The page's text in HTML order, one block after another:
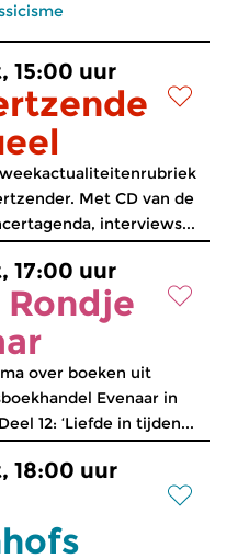
15:00 uur
Met CD van de
interviews...
17:00 uur
Rondje
over boeken uit
Evenaar in
12: ‘Liefde in tijden...
18:00 uur